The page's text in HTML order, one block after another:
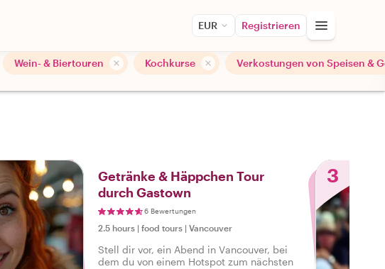
EUR Registrieren
Wein- & Biertouren Kochkurse Verkostungen von Speisen &
Getränke & Häppchen Tour
durch Gastown
6 Bewertungen
2.5 hours | food tours | Vancouver
Stell dir vor, ein Abend in Vancouver, bei
dem du von einem Hotspot zum nächsten
3